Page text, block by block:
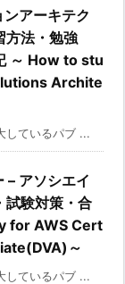
ンアーキテク
方法・勉強
～ How to stu
Archite
しているパブ ...
– アソシエイ
試験対策・合
for AWS Cert
～
しているパブ ...